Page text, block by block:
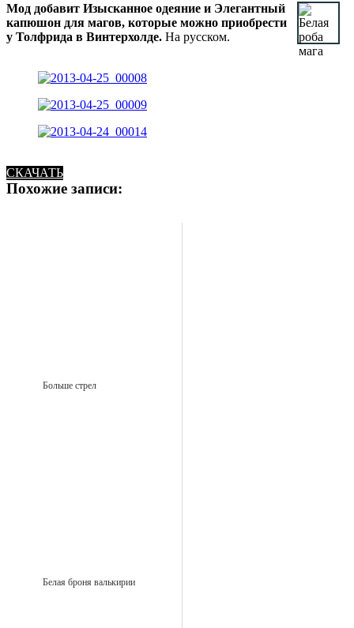
Мод добавит Изысканное одеяние и Элегантный
капюшон для магов, которые можно приобрести
у Толфрида в Винтерхолде. На русском.
СКАЧАТЬ
Похожие записи:
Больше стрел
Белая броня валькирии